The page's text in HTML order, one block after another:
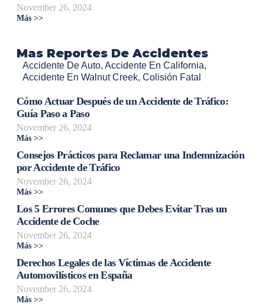
November 26, 2024
Más >>
Mas Reportes De Accidentes
Accidente De Auto, Accidente En California,
Accidente En Walnut Creek, Colisión Fatal
Cómo Actuar Después de un Accidente de Tráfico:
Guía Paso a Paso
November 26, 2024
Más >>
Consejos Prácticos para Reclamar una Indemnización
por Accidente de Tráfico
November 26, 2024
Más >>
Los 5 Errores Comunes que Debes Evitar Tras un
Accidente de Coche
November 26, 2024
Más >>
Derechos Legales de las Víctimas de Accidente
Automovilísticos en España
November 26, 2024
Más >>